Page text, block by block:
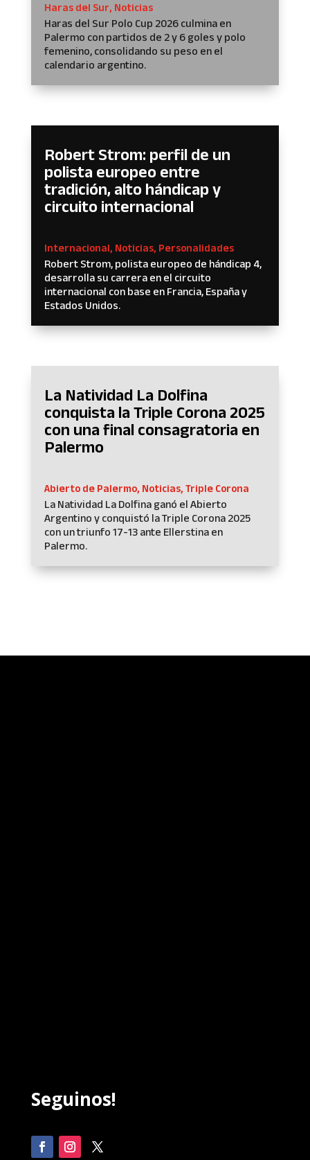
Haras del Sur, Noticias
Haras del Sur Polo Cup 2026 culmina en
Palermo con partidos de 2 y 6 goles y polo
femenino, consolidando su peso en el
calendario argentino.
Robert Strom: perfil de un
polista europeo entre
tradición, alto hándicap y
circuito internacional
Internacional, Noticias, Personalidades
Robert Strom, polista europeo de hándicap 4,
desarrolla su carrera en el circuito
internacional con base en Francia, España y
Estados Unidos.
La Natividad La Dolfina
conquista la Triple Corona 2025
con una final consagratoria en
Palermo
Abierto de Palermo, Noticias, Triple Corona
La Natividad La Dolfina ganó el Abierto
Argentino y conquistó la Triple Corona 2025
con un triunfo 17-13 ante Ellerstina en
Palermo.
Seguinos!